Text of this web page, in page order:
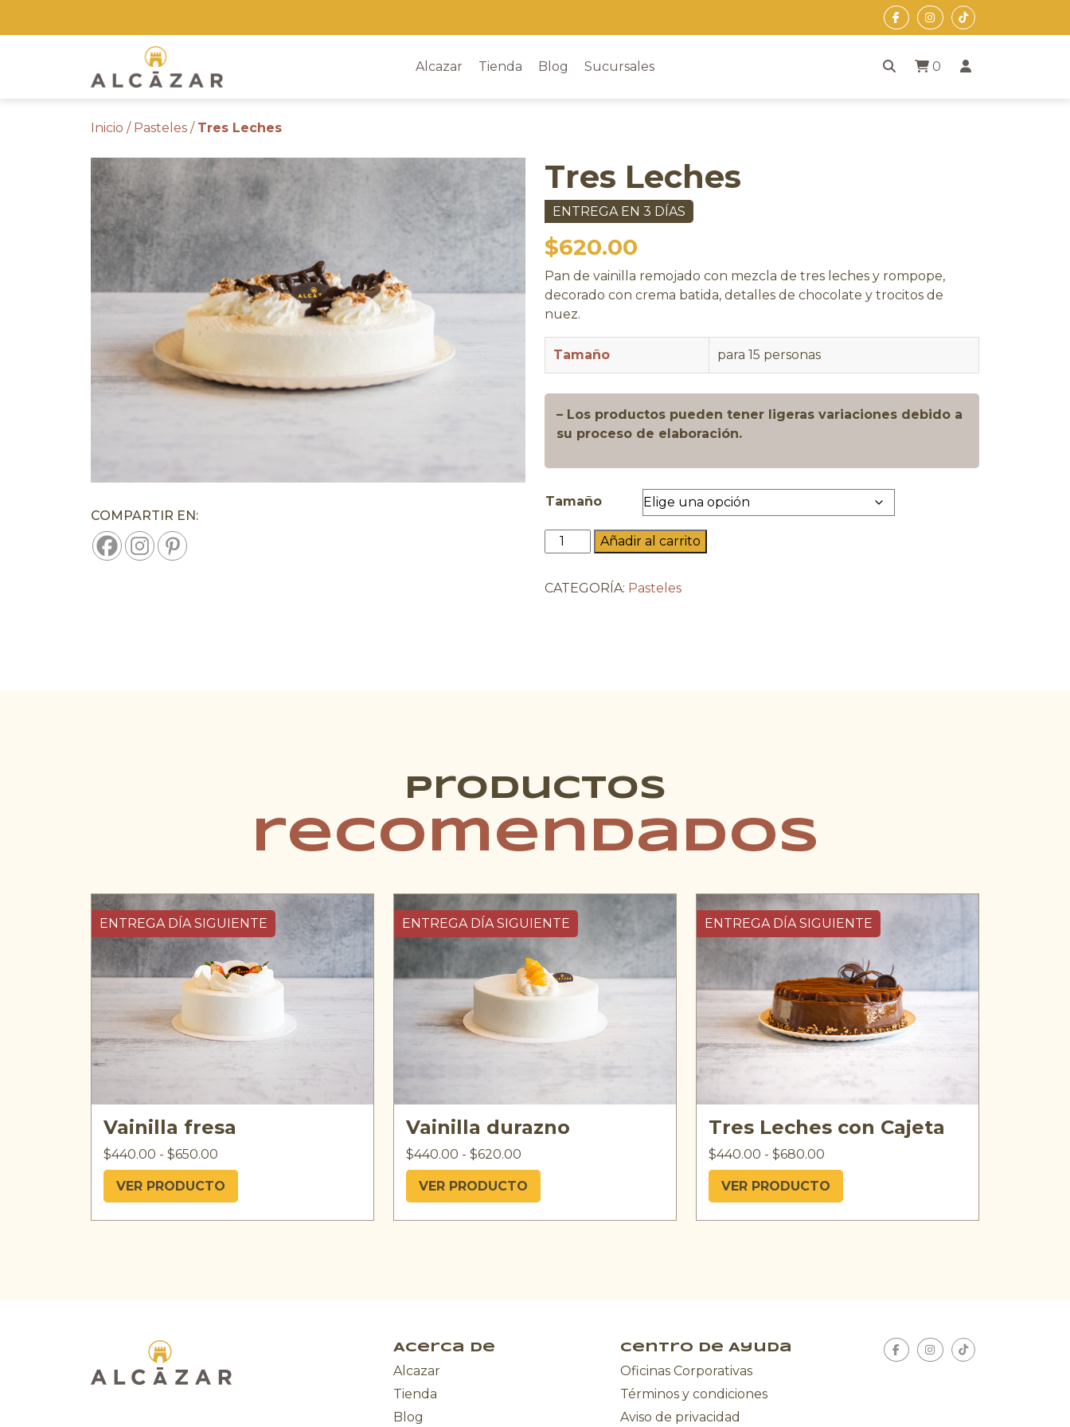
Alcazar Tienda Blog Sucursales 0
Inicio / Pasteles / Tres Leches
COMPARTIR EN:
Tres Leches
ENTREGA EN 3 DÍAS
$620.00
Pan de vainilla remojado con mezcla de tres leches y rompope,
decorado con crema batida, detalles de chocolate y trocitos de
nuez.
Tamaño para 15 personas
– Los productos pueden tener ligeras variaciones debido a
su proceso de elaboración.
Tamaño
Tres
Leches
Añadir al carrito
CATEGORÍA: Pasteles
Productos
recomendados
ENTREGA DÍA SIGUIENTE
Vainilla fresa
$440.00 - $650.00
VER PRODUCTO
ENTREGA DÍA SIGUIENTE
Vainilla durazno
$440.00 - $620.00
VER PRODUCTO
ENTREGA DÍA SIGUIENTE
Tres Leches con Cajeta
$440.00 - $680.00
VER PRODUCTO
Acerca de
Alcazar
Tienda
Blog
Centro de Ayuda
Oficinas Corporativas
Términos y condiciones
Aviso de privacidad